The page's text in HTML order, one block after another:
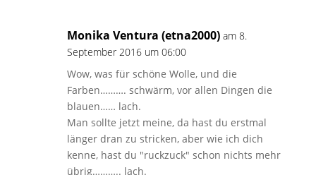
Monika Ventura (etna2000) am 8.
September 2016 um 06:00
Wow, was für schöne Wolle, und die
Farben………. schwärm, vor allen Dingen die
blauen…… lach.
Man sollte jetzt meine, da hast du erstmal
länger dran zu stricken, aber wie ich dich
kenne, hast du "ruckzuck" schon nichts mehr
übrig……….. lach.